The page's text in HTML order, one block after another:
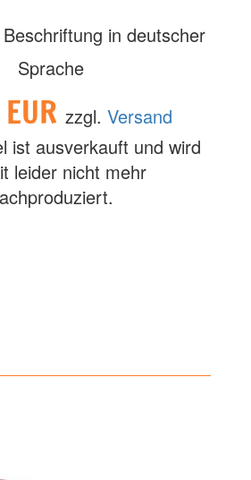
in deutscher
Sprache
zzgl. Versand
ist ausverkauft und wird
leider nicht mehr